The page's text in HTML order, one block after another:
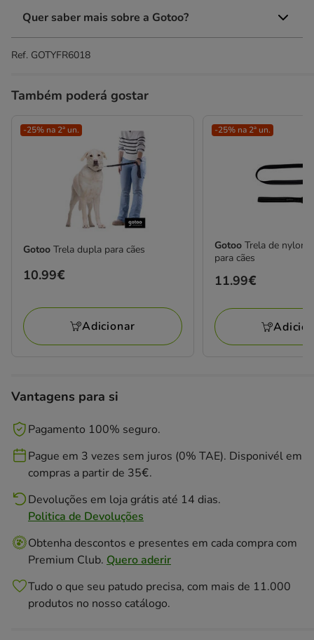
Quer saber mais sobre a Gotoo?
Ref. GOTYFR6018
Também poderá gostar
-25% na 2ª un.
Gotoo Trela dupla para cães
Preço
10.99€
Adicionar
-25% na 2ª un.
GotooTrela de nylon
para cães
Preço
11.99€
Vantagens para si
Pagamento 100% seguro.
Pague em 3 vezes sem juros (0% TAE). Disponivél em
compras a partir de 35€.
Devoluções em loja grátis até 14 dias.
Politica de Devoluções
Obtenha descontos e presentes em cada compra com
Premium Club. Quero aderir
Tudo o que seu patudo precisa, com mais de 11.000
produtos no nosso catálogo.